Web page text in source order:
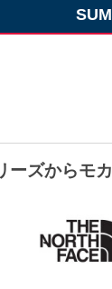
ズからモ